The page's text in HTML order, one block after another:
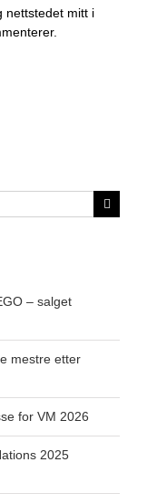
nettstedet mitt i
– salget
mestre etter
for VM 2026
2025